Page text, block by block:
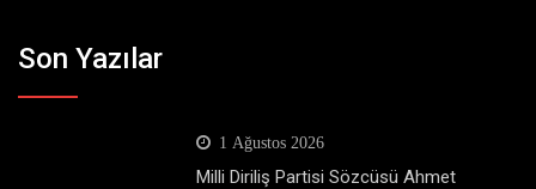
Son Yazılar
1 Ağustos 2026
Milli Diriliş Partisi Sözcüsü Ahmet